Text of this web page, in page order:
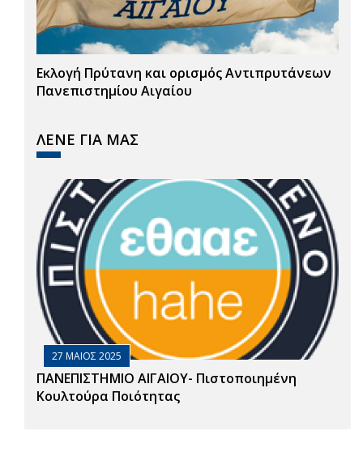
Εκλογή Πρύτανη και ορισμός Αντιπρυτάνεων
Πανεπιστημίου Αιγαίου
ΛΕΝΕ ΓΙΑ ΜΑΣ
27 ΜΑΙΟΣ 2025
ΠΑΝΕΠΙΣΤΗΜΙΟ ΑΙΓΑΙΟΥ- Πιστοποιημένη
Κουλτούρα Ποιότητας